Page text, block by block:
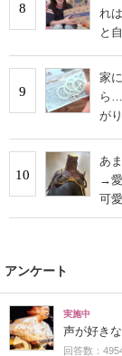
8
れ
と
9
家
ら
が
10
あ
→愛
可
アンケート
実施中
声が好き
回答数：